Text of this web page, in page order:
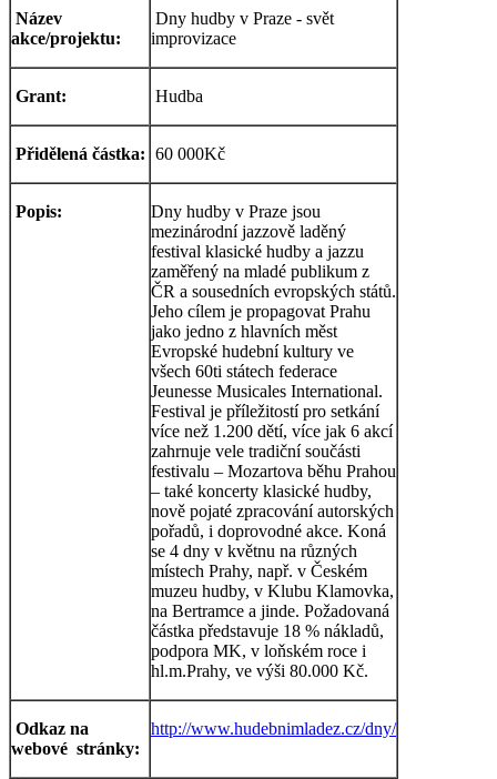
Název
akce/projektu:
Dny hudby v Praze - svět
improvizace
Grant: Hudba
Přidělená částka: 60 000Kč
Popis:
Dny hudby v Praze jsou
mezinárodní jazzově laděný
festival klasické hudby a jazzu
zaměřený na mladé publikum z
ČR a sousedních evropských států.
Jeho cílem je propagovat Prahu
jako jedno z hlavních měst
Evropské hudební kultury ve
všech 60ti státech federace
Jeunesse Musicales International.
Festival je příležitostí pro setkání
více než 1.200 dětí, více jak 6 akcí
zahrnuje vele tradiční součásti
festivalu – Mozartova běhu Prahou
– také koncerty klasické hudby,
nově pojaté zpracování autorských
pořadů, i doprovodné akce. Koná
se 4 dny v květnu na různých
místech Prahy, např. v Českém
muzeu hudby, v Klubu Klamovka,
na Bertramce a jinde. Požadovaná
částka představuje 18 % nákladů,
podpora MK, v loňském roce i
hl.m.Prahy, ve výši 80.000 Kč.
Odkaz na
webové stránky:
http://www.hudebnimladez.cz/dny/